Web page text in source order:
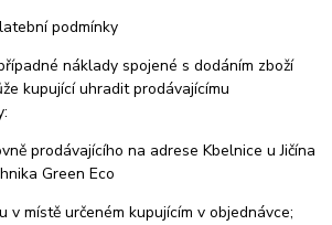
podmínky
náklady spojené s dodáním zboží
kupující uhradit prodávajícímu
prodávajícího na adrese Kbelnice u Jičína
Green Eco
v místě určeném kupujícím v objednávce;